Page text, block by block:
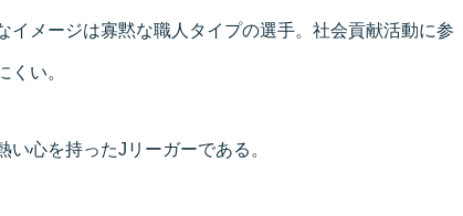
イメージは寡黙な職人タイプの選手。社会貢献活動に参
くい。
心を持ったJリーガーである。